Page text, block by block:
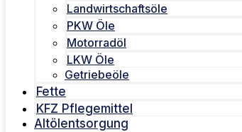
Landwirtschaftsöle
PKW Öle
Motorradöl
LKW Öle
Getriebeöle
Fette
KFZ Pflegemittel
Altölentsorgung